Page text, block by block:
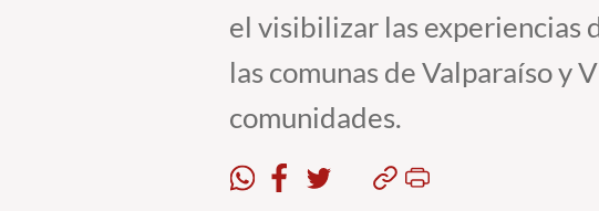
el visibilizar las experiencias
las comunas de Valparaíso y
comunidades.